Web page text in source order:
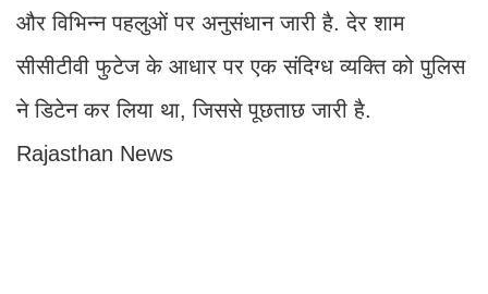
और विभिन्न पहलुओं पर अनुसंधान जारी है. देर शाम
सीसीटीवी फुटेज के आधार पर एक संदिग्ध व्यक्ति को पुलिस
ने डिटेन कर लिया था, जिससे पूछताछ जारी है.
Rajasthan News